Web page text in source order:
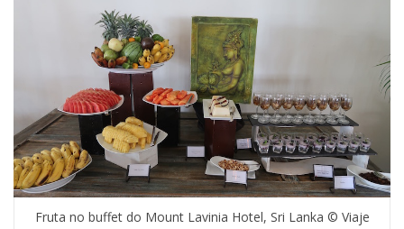
Fruta no buffet do Mount Lavinia Hotel, Sri Lanka © Viaje